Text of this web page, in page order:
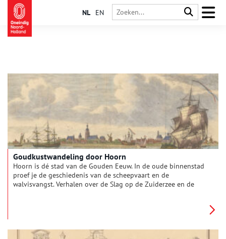
NL EN
Goudkustwandeling door Hoorn
Hoorn is dé stad van de Gouden Eeuw. In de oude binnenstad
proef je de geschiedenis van de scheepvaart en de
walvisvangst. Verhalen over de Slag op de Zuiderzee en de